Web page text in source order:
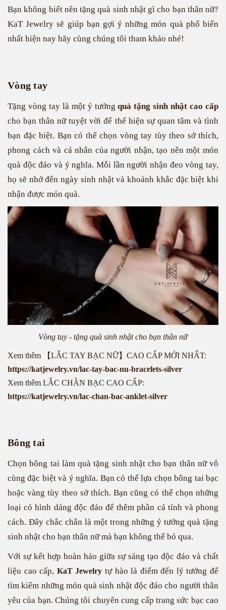
Bạn không biết nên tặng quà sinh nhật gì cho bạn thân nữ?
KaT Jewelry sẽ giúp bạn gợi ý những món quà phổ biến
nhất hiện nay hãy cùng chúng tôi tham khảo nhé!
Vòng tay
Tặng vòng tay là một ý tưởngquà tặng sinh nhật cao cấp
cho bạn thân nữ tuyệt vời để thể hiện sự quan tâm và tình
bạn đặc biệt. Bạn có thể chọn vòng tay tùy theo sở thích,
phong cách và cá nhân của người nhận, tạo nên một món
quà độc đáo và ý nghĩa. Mỗi lần người nhận đeo vòng tay,
họ sẽ nhớ đến ngày sinh nhật và khoảnh khắc đặc biệt khi
nhận được món quà.
Vòng tay - tặng quà sinh nhật cho bạn thân nữ
Xem thêm 【LẮC TAY BẠC NỮ】CAO CẤP MỚI NHẤT:
https://katjewelry.vn/lac-tay-bac-nu-bracelets-silver
Xem thêm LẮC CHÂN BẠC CAO CẤP:
https://katjewelry.vn/lac-chan-bac-anklet-silver
Bông tai
Chọn bông tai làm quà tặng sinh nhật cho bạn thân nữ vô
cùng đặc biệt và ý nghĩa. Bạn có thể lựa chọn bông tai bạc
hoặc vàng tùy theo sở thích. Bạn cũng có thể chọn những
loại có hình dáng độc đáo để thêm phần cá tính và phong
cách. Đây chắc chắn là một trong những ý tưởng quà tặng
sinh nhật cho bạn thân nữ mà bạn không thể bỏ qua.
Với sự kết hợp hoàn hảo giữa sự sáng tạo độc đáo và chất
liệu cao cấp, KaT Jewelry tự hào là điểm đến lý tưởng để
tìm kiếm những món quà sinh nhật độc đáo cho người thân
yêu của bạn. Chúng tôi chuyên cung cấp trang sức bạc cao